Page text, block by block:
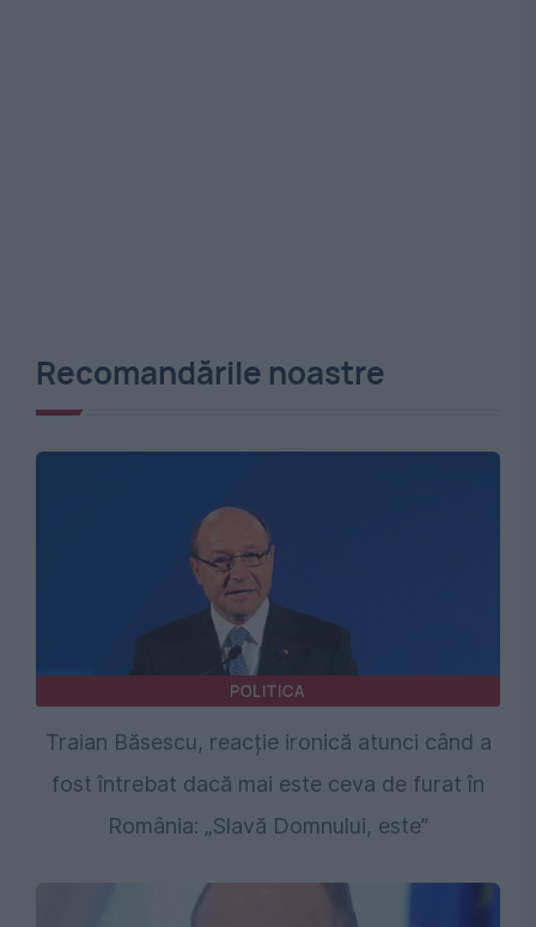
Recomandările noastre
POLITICA
Traian Băsescu, reacție ironică atunci când a
fost întrebat dacă mai este ceva de furat în
România: „Slavă Domnului, este”